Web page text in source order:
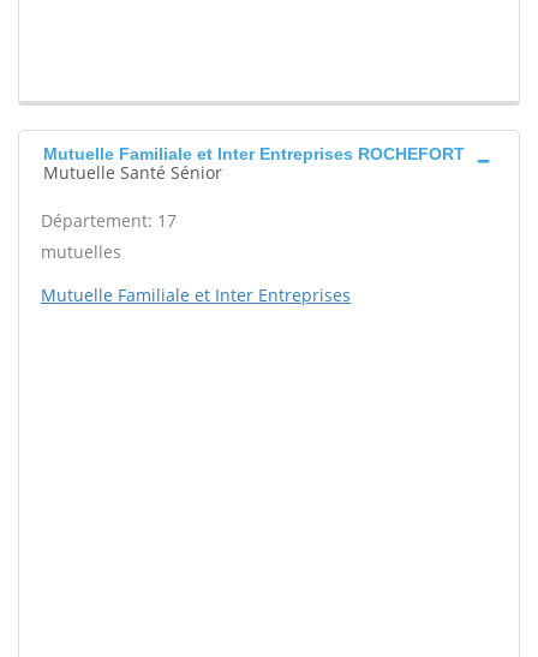
Mutuelle Familiale et Inter Entreprises ROCHEFORT
Mutuelle Santé Sénior
Département: 17
mutuelles
Mutuelle Familiale et Inter Entreprises